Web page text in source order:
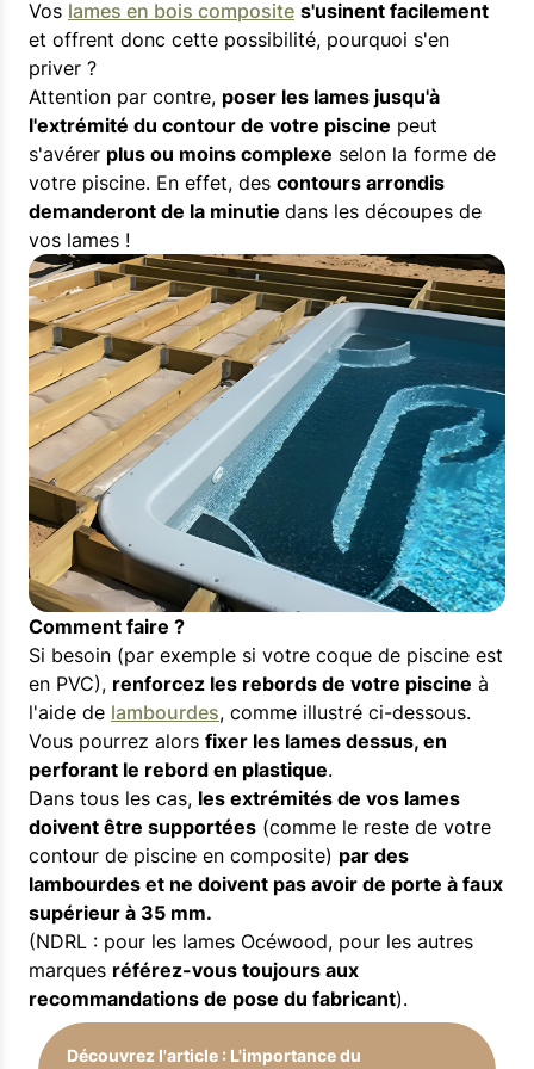
Vos lames en bois composite s'usinent facilement
et offrent donc cette possibilité, pourquoi s'en
priver ?
Attention par contre, poser les lames jusqu'à
l'extrémité du contour de votre piscine peut
s'avérer plus ou moins complexe selon la forme de
votre piscine. En effet, des contours arrondis
demanderont de la minutie dans les découpes de
vos lames !
Comment faire ?
Si besoin (par exemple si votre coque de piscine est
en PVC), renforcez les rebords de votre piscine à
l'aide de lambourdes, comme illustré ci-dessous.
Vous pourrez alors fixer les lames dessus, en
perforant le rebord en plastique.
Dans tous les cas, les extrémités de vos lames
doivent être supportées (comme le reste de votre
contour de piscine en composite) par des
lambourdes et ne doivent pas avoir de porte à faux
supérieur à 35 mm.
(NDRL : pour les lames Océwood, pour les autres
marques référez-vous toujours aux
recommandations de pose du fabricant).
Découvrez l'article : L'importance du